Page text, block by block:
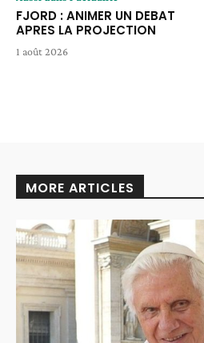
FJORD : ANIMER UN DEBAT
APRES LA PROJECTION
1 août 2026
MORE ARTICLES